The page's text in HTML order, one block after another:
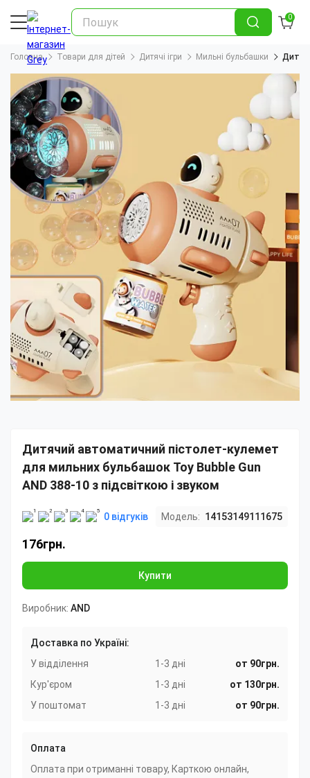
0
Головна Товари для дітей Дитячі ігри Мильні бульбашки
Дитячий автоматичний пістолет-кулемет
для мильних бульбашок Toy Bubble Gun
AND 388-10 з підсвіткою і звуком
0 відгуків Модель: 14153149111675
176грн.
Купити
Виробник: AND
Доставка по Україні:
У відділення
1-3 дні
от 90грн.
Кур'єром
1-3 дні
от 130грн.
У поштомат
1-3 дні от 90грн.
Оплата
Оплата при отриманні товару, Карткою онлайн,